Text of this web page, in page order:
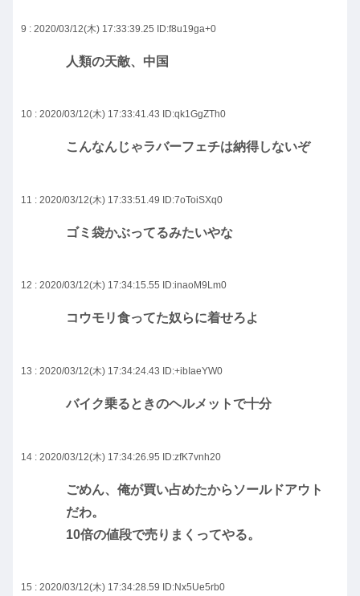
9 : 2020/03/12(木) 17:33:39.25 ID:f8u19ga+0
人類の天敵、中国
10 : 2020/03/12(木) 17:33:41.43 ID:qk1GgZTh0
こんなんじゃラバーフェチは納得しないぞ
11 : 2020/03/12(木) 17:33:51.49 ID:7oToiSXq0
ゴミ袋かぶってるみたいやな
12 : 2020/03/12(木) 17:34:15.55 ID:inaoM9Lm0
コウモリ食ってた奴らに着せろよ
13 : 2020/03/12(木) 17:34:24.43 ID:+ibIaeYW0
バイク乗るときのヘルメットで十分
14 : 2020/03/12(木) 17:34:26.95 ID:zfK7vnh20
ごめん、俺が買い占めたからソールドアウト
だわ。
10倍の値段で売りまくってやる。
15 : 2020/03/12(木) 17:34:28.59 ID:Nx5Ue5rb0